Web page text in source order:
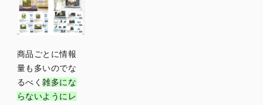
商品ごとに情報
量も多いのでな
るべく雑多にな
らないようにレ